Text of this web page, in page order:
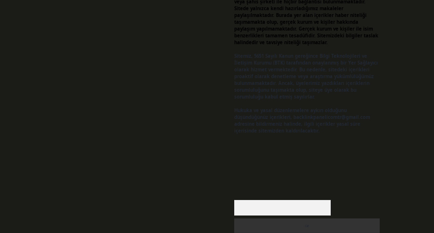
veya şahıs şirketi ile hiçbir bağlantısı bulunmamaktadır.
Sitede yalnızca kendi hazırladığımız makaleler
paylaşılmaktadır. Burada yer alan içerikler haber niteliği
taşımamakta olup, gerçek kurum ve kişiler hakkında
paylaşım yapılmamaktadır. Gerçek kurum ve kişiler ile isim
benzerlikleri tamamen tesadüfidir. Sitemizdeki bilgiler taslak
halindedir ve tavsiye niteliği taşımazlar.
Sitemiz, 5651 Sayılı Kanun gereğince Bilgi Teknolojileri ve
İletişim Kurumu (BTK) tarafından onaylanmış bir Yer Sağlayıcı
olarak hizmet vermektedir. Bu nedenle, sitedeki içerikleri
proaktif olarak denetleme veya araştırma yükümlülüğümüz
bulunmamaktadır. Ancak, üyelerimiz yazdıkları içeriklerin
sorumluluğunu taşımakta olup, siteye üye olarak bu
sorumluluğu kabul etmiş sayılırlar.
Hukuka ve yasal düzenlemelere aykırı olduğunu
düşündüğünüz içerikleri,
backlinkpanelicomtr@gmail.com
adresine bildirmeniz halinde, ilgili içerikler yasal süre
içerisinde sitemizden kaldırılacaktır.